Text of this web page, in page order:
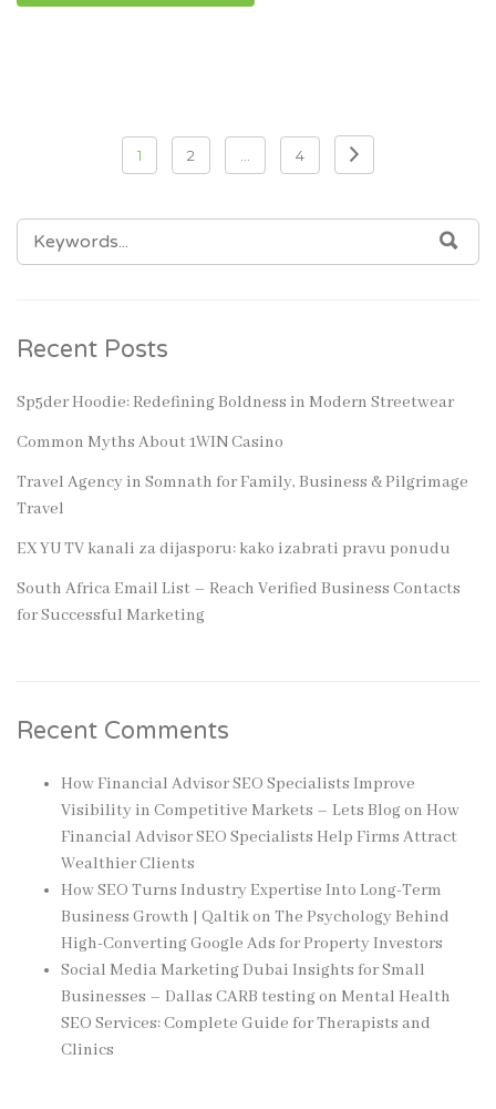
pagination
1 2 4
SEARCH
FOR:
Recent Posts
Sp5der Hoodie: Redefining Boldness in Modern Streetwear
Common Myths About 1WIN Casino
Travel Agency in Somnath for Family, Business & Pilgrimage
Travel
EX YU TV kanali za dijasporu: kako izabrati pravu ponudu
South Africa Email List – Reach Verified Business Contacts
for Successful Marketing
Recent Comments
How Financial Advisor SEO Specialists Improve
Visibility in Competitive Markets – Lets Blogon How
Financial Advisor SEO Specialists Help Firms Attract
Wealthier Clients
How SEO Turns Industry Expertise Into Long-Term
Business Growth | Qaltikon The Psychology Behind
High-Converting Google Ads for Property Investors
Social Media Marketing Dubai Insights for Small
Businesses – Dallas CARB testingon Mental Health
SEO Services: Complete Guide for Therapists and
Clinics